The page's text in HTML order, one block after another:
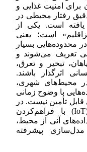
برای امنیت غذایی و
رفتار محیطی در
است. یکی از
است؛ یعنی
محدوده‌هایی بسیار
تعریف می‌شوند و
تبخیر و تعرق،
اثرگذار باشند.
در محیط‌های شهری،
با وضوح زمانی
قابل تأمین نیست. در
این میان، فناوری اینترنت اشیا (IoT) با فراهم‌کردن
آنی از محیط،
مدل‌سازی پیشرفته